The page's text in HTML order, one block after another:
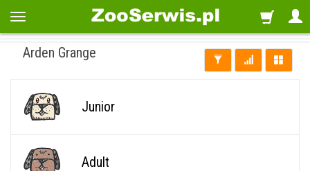
Arden Grange
Junior
Adult